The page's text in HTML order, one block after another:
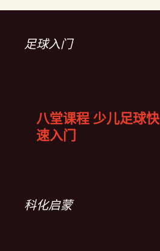
足球入门
八堂课程 少儿足球快
速入门
科化启蒙